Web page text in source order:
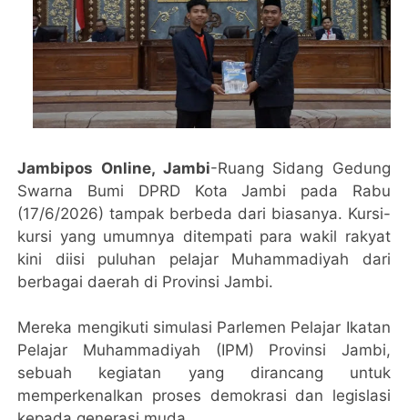
Jambipos Online, Jambi-Ruang Sidang Gedung
Swarna Bumi DPRD Kota Jambi pada Rabu
(17/6/2026) tampak berbeda dari biasanya. Kursi-
kursi yang umumnya ditempati para wakil rakyat
kini diisi puluhan pelajar Muhammadiyah dari
berbagai daerah di Provinsi Jambi.
Mereka mengikuti simulasi Parlemen Pelajar Ikatan
Pelajar Muhammadiyah (IPM) Provinsi Jambi,
sebuah kegiatan yang dirancang untuk
memperkenalkan proses demokrasi dan legislasi